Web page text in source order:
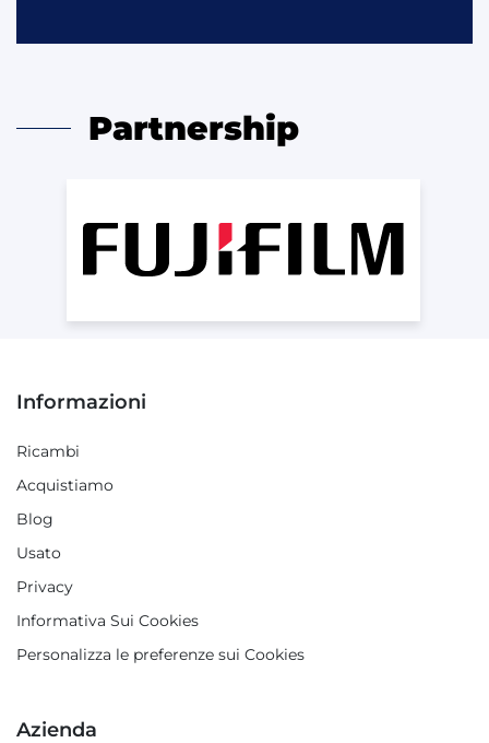
Partnership
Azienda
Informazioni
Ricambi
Acquistiamo
Blog
Usato
Privacy
Informativa Sui Cookies
Personalizza le preferenze sui Cookies